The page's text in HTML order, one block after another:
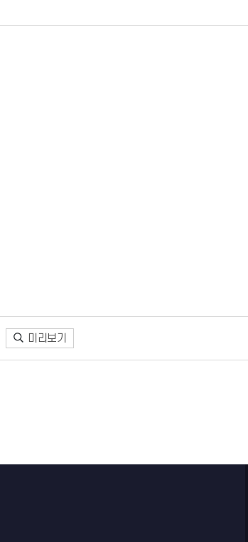
미리보기